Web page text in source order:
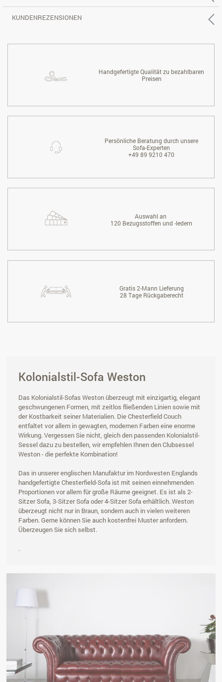
KUNDENREZENSIONEN
Handgefertigte Qualität zu bezahlbaren
Preisen
Persönliche Beratung durch unsere
Sofa-Experten
+49 89 9210 470
Auswahl an
120 Bezugsstoffen und -ledern
Gratis 2-Mann Lieferung
28 Tage Rückgaberecht
Kolonialstil-Sofa Weston
Das Kolonialstil-Sofas Weston überzeugt mit einzigartig, elegant
geschwungenen Formen, mit zeitlos fließenden Linien sowie mit
der Kostbarkeit seiner Materialien. Die Chesterfield Couch
entfaltet vor allem in gewagten, modernen Farben eine enorme
Wirkung. Vergessen Sie nicht, gleich den passenden Kolonialstil-
Sessel dazu zu bestellen, wir empfehlen Ihnen den Clubsessel
Weston - die perfekte Kombination!
Das in unserer englischen Manufaktur im Nordwesten Englands
handgefertigte Chesterfield-Sofa ist mit seinen einnehmenden
Proportionen vor allem für große Räume geeignet. Es ist als 2-
Sitzer Sofa, 3-Sitzer Sofa oder 4-Sitzer Sofa erhältlich. Weston
überzeugt nicht nur in Braun, sondern auch in vielen weiteren
Farben. Gerne können Sie auch kostenfrei Muster anfordern.
Überzeugen Sie sich selbst.
.